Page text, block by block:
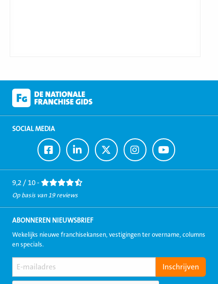
SOCIAL MEDIA
Ga
naar
Facebook
Ga
naar
LinkedIn
Ga
naar
Twitter
Ga
naar
Instagram
Ga
naar
Youtube
9,2 / 10 -
Op basis van 19 reviews
ABONNEREN NIEUWSBRIEF
Wekelijks nieuwe franchisekansen, vestigingen ter overname, columns
en specials.